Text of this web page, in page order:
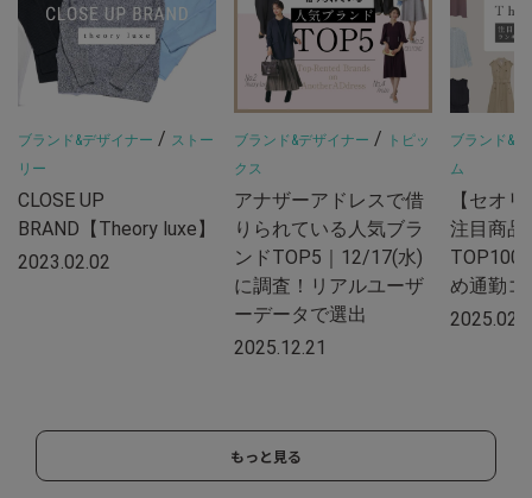
ブランド&デザイナー / ストー
リー
CLOSE UP
BRAND【Theory luxe】
2023.02.02
ブランド&デザイナー /
トピッ
クス
アナザーアドレスで借
りられている人気ブラ
ンドTOP5｜12/17(水)
に調査！リアルユーザ
ーデータで選出
2025.12.21
ブランド&
ム
【セオ
注目商品
TOP100
め通勤コ
もっと見る